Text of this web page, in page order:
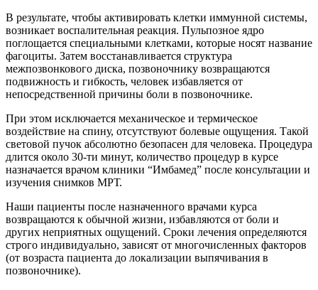
В результате, чтобы активировать клетки иммунной системы,
возникает воспалительная реакция. Пульпозное ядро
поглощается специальными клетками, которые носят название
фагоциты. Затем восстанавливается структура
межпозвонкового диска, позвоночнику возвращаются
подвижность и гибкость, человек избавляется от
непосредственной причины боли в позвоночнике.
При этом исключается механическое и термическое
воздействие на спину, отсутствуют болевые ощущения. Такой
световой пучок абсолютно безопасен для человека. Процедура
длится около 30-ти минут, количество процедур в курсе
назначается врачом клиники “Имбамед” после консультации и
изучения снимков МРТ.
Наши пациенты после назначенного врачами курса
возвращаются к обычной жизни, избавляются от боли и
других неприятных ощущений. Сроки лечения определяются
строго индивидуально, зависят от многочисленных факторов
(от возраста пациента до локализации выпячивания в
позвоночнике).